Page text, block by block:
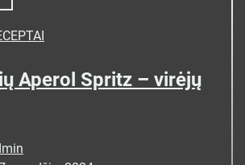
Aperol Spritz – virėjų